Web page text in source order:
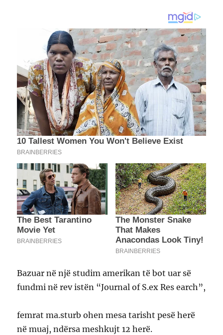
Bazuar në një studim amerikan të bot uar së
fundmi në rev istën “Journal of S.ex Res earch”,
femrat ma.sturb ohen mesa tarisht pesë herë
në muaj, ndërsa meshkujt 12 herë.